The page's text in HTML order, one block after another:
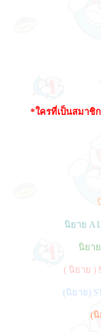
*ใครที่เป็นสมาชิ
นิยาย A
นิยาย
( นิยาย )
(นิยาย)
(นิ